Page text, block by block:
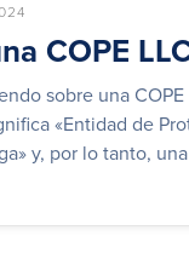
COPE
sobre una COPE
«Entidad de
y, por lo tanto,